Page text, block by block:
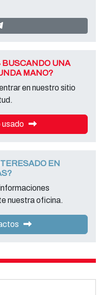
de datos para
obtener la información
UNA
MANO?
en nuestro sitio
usado
EN
nuestra oficina.